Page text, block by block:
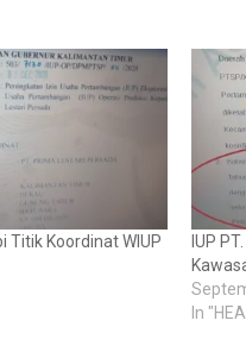
Titik Koordinat WIUP
IUP
In